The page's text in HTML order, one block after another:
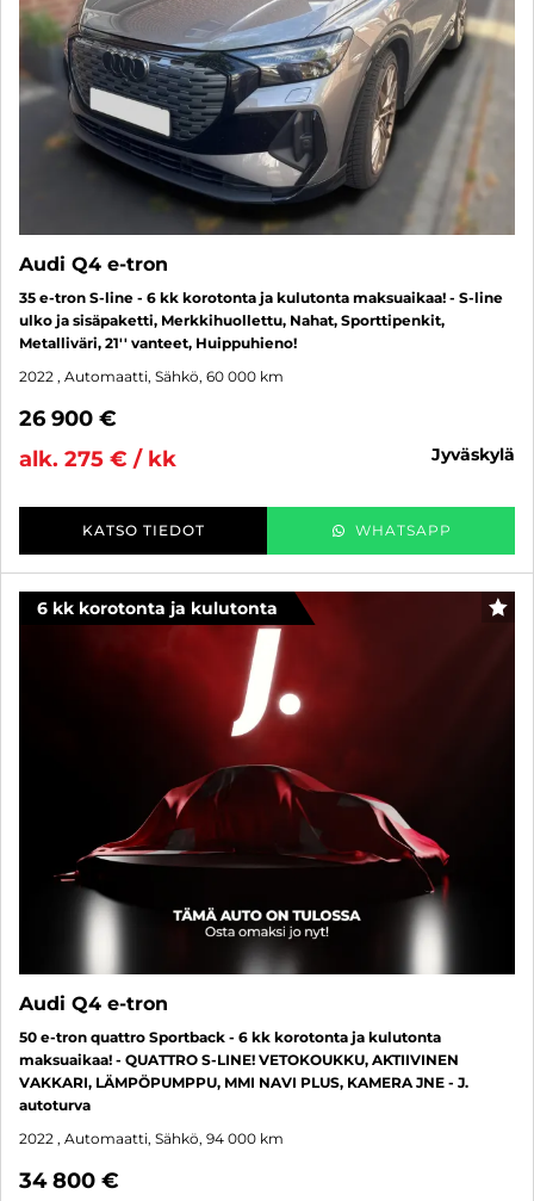
Audi Q4 e-tron
35 e-tron S-line - 6 kk korotonta ja kulutonta maksuaikaa! - S-line
ulko ja sisäpaketti, Merkkihuollettu, Nahat, Sporttipenkit,
Metalliväri, 21'' vanteet, Huippuhieno!
2022 , Automaatti, Sähkö, 60 000 km
26 900 €
alk. 275 € / kk
jyväskylä
KATSO TIEDOT WHATSAPP
6 kk korotonta ja kulutonta
Audi Q4 e-tron
50 e-tron quattro Sportback - 6 kk korotonta ja kulutonta
maksuaikaa! - QUATTRO S-LINE! VETOKOUKKU, AKTIIVINEN
VAKKARI, LÄMPÖPUMPPU, MMI NAVI PLUS, KAMERA JNE - J.
autoturva
2022 , Automaatti, Sähkö, 94 000 km
34 800 €